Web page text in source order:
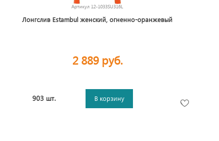
Артикул 12-1033SU316L
Лонгслив Estambul женский, огненно-оранжевый
2 889 руб.
903 шт. В корзину